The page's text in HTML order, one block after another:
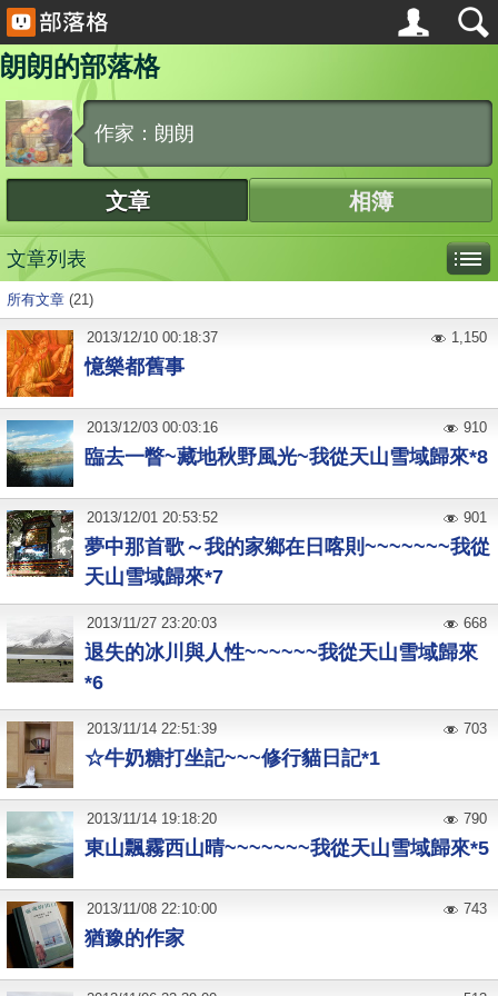
朗朗的部落格
作家：朗朗
文章 相簿
文章列表
所有文章 (21)
憶樂都舊事
2013/12/10 00:18:37 1,150
臨去一瞥~藏地秋野風光~我從天山雪域歸來*8
2013/12/03 00:03:16 910
夢中那首歌～我的家鄉在日喀則~~~~~~~我從
天山雪域歸來*7
2013/12/01 20:53:52 901
退失的冰川與人性~~~~~~我從天山雪域歸來
*6
2013/11/27 23:20:03 668
☆牛奶糖打坐記~~~修行貓日記*1
2013/11/14 22:51:39 703
東山飄霧西山晴~~~~~~~我從天山雪域歸來*5
2013/11/14 19:18:20 790
猶豫的作家
2013/11/08 22:10:00 743